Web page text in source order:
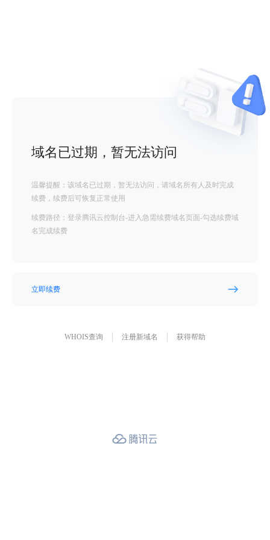
域名已过期，暂无法访问
温馨提醒：该域名已过期，暂无法访问，请域名所有人及时完成
续费，续费后可恢复正常使用
续费路径：登录腾讯云控制台-进入急需续费域名页面-勾选续费域
名完成续费
立即续费
WHOIS查询 注册新域名 获得帮助